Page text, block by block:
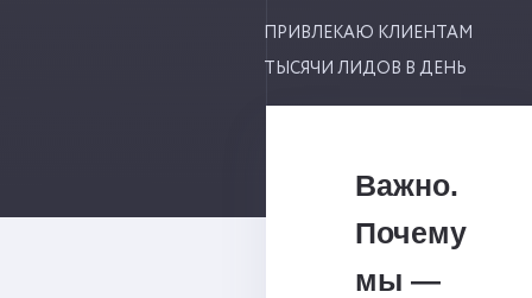
ПРИВЛЕКАЮ КЛИЕНТАМ
ТЫСЯЧИ ЛИДОВ В ДЕНЬ
Важно.
Почему
мы —